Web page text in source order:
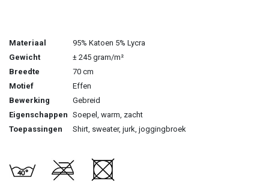
Materiaal
95% Katoen 5% Lycra
Gewicht
± 245 gram/m²
Breedte
70 cm
Motief
Effen
Bewerking
Gebreid
Eigenschappen Soepel, warm, zacht
Toepassingen
Shirt, sweater, jurk, joggingbroek